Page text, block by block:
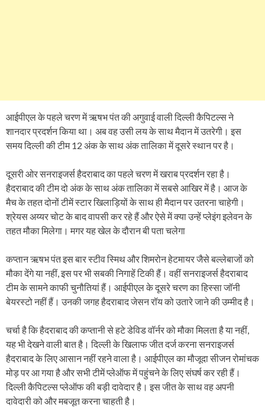
आईपीएल के पहले चरण में ऋषभ पंत की अगुवाई वाली दिल्ली कैपिटल्स ने
शानदार प्रदर्शन किया था। अब वह उसी लय के साथ मैदान में उतरेगी। इस
समय दिल्ली की टीम 12 अंक के साथ अंक तालिका में दूसरे स्थान पर है।
दूसरी ओर सनराइजर्स हैदराबाद का पहले चरण में खराब प्रदर्शन रहा है।
हैदराबाद की टीम दो अंक के साथ अंक तालिका में सबसे आखिर में है। आज के
मैच के तहत दोनों टीमें स्टार खिलाड़ियों के साथ ही मैदान पर उतरना चाहेगी।
श्रेयस अय्यर चोट के बाद वापसी कर रहे हैं और ऐसे में क्या उन्हें प्लेइंग इलेवन के
तहत मौका मिलेगा। मगर यह खेल के दौरान बी पता चलेगा
कप्तान ऋषभ पंत इस बार स्टीव स्मिथ और शिमरोन हेटमायर जैसे बल्लेबाजों को
मौका देंगे या नहीं, इस पर भी सबकी निगाहें टिकी हैं। वहीं सनराइजर्स हैदराबाद
टीम के सामने काफी चुनौतियां हैं। आईपीएल के दूसरे चरण का हिस्सा जॉनी
बेयरस्टो नहीं हैं। उनकी जगह हैदराबाद जेसन रॉय को उतारे जाने की उम्मीद है।
चर्चा है कि हैदराबाद की कप्तानी से हटे डेविड वॉर्नर को मौका मिलता है या नहीं,
यह भी देखने वाली बात है। दिल्ली के खिलाफ जीत दर्ज करना सनराइजर्स
हैदराबाद के लिए आसान नहीं रहने वाला है। आईपीएल का मौजूदा सीजन रोमांचक
मोड़ पर आ गया है और सभी टीमें प्लेऑफ में पहुंचने के लिए संघर्ष कर रही हैं।
दिल्ली कैपिटल्स प्लेऑफ की बड़ी दावेदार है। इस जीत के साथ वह अपनी
दावेदारी को और मबजूत करना चाहती है।